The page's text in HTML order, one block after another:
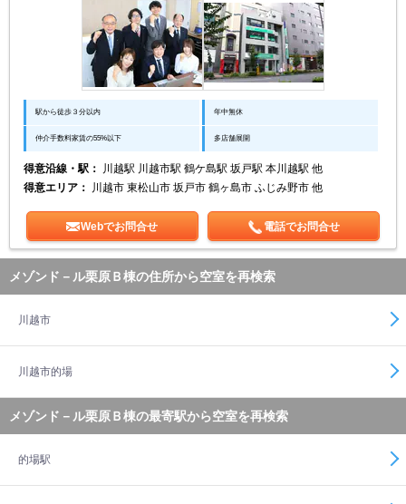
駅から徒歩３分以内 年中無休
仲介手数料家賃の55%以下 多店舗展開
得意沿線・駅：
川越駅 川越市駅 鶴ケ島駅 坂戸駅 本川越駅 他
得意エリア：
川越市 東松山市 坂戸市 鶴ヶ島市 ふじみ野市 他
Webでお問合せ 電話でお問合せ
メゾンド－ル栗原Ｂ棟の住所から空室を再検索
川越市
川越市的場
メゾンド－ル栗原Ｂ棟の最寄駅から空室を再検索
的場駅